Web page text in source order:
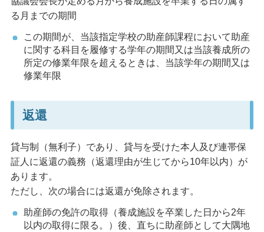
る月までの期間
この期間が、当該指定学校の助産師課程において助産
に関する科目を履修する学年の期間又は当該養成所の
所定の修業年限を超えるときは、当該学年の期間又は
修業年限
返還
貸与制（無利子）であり、貸与を受けた本人及び連帯保
証人に返還の義務（返還理由が生じてから10年以内）が
あります。
ただし、次の場合には返還が免除されます。
助産師の免許の取得（養成施設を卒業した日から2年
以内の取得に限る。）後、直ちに助産師として大隅地